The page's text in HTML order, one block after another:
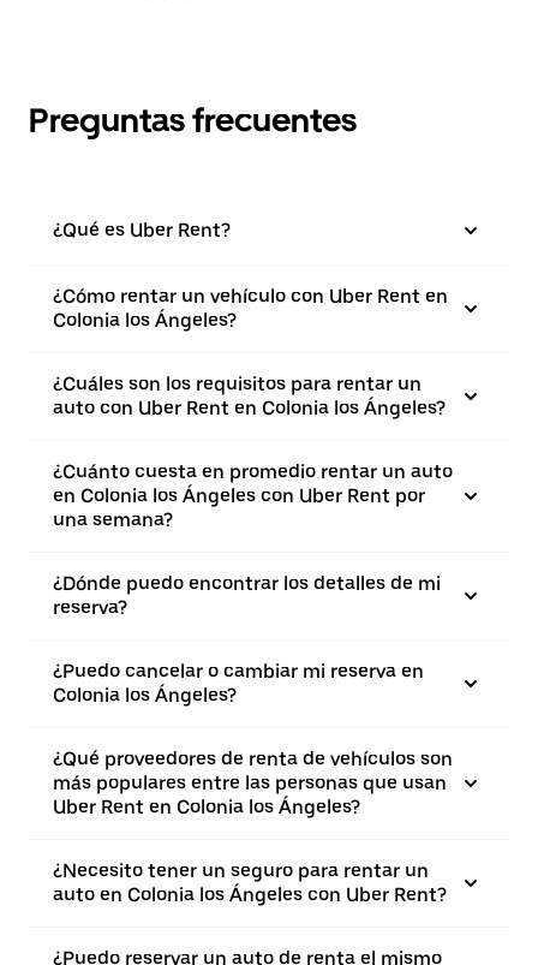
Preguntas frecuentes
¿Qué es Uber Rent?
¿Cómo rentar un vehículo con Uber Rent en
Colonia los Ángeles?
¿Cuáles son los requisitos para rentar un
auto con Uber Rent en Colonia los Ángeles?
¿Cuánto cuesta en promedio rentar un auto
en Colonia los Ángeles con Uber Rent por
una semana?
¿Dónde puedo encontrar los detalles de mi
reserva?
¿Puedo cancelar o cambiar mi reserva en
Colonia los Ángeles?
¿Qué proveedores de renta de vehículos son
más populares entre las personas que usan
Uber Rent en Colonia los Ángeles?
¿Necesito tener un seguro para rentar un
auto en Colonia los Ángeles con Uber Rent?
¿Puedo reservar un auto de renta el mismo